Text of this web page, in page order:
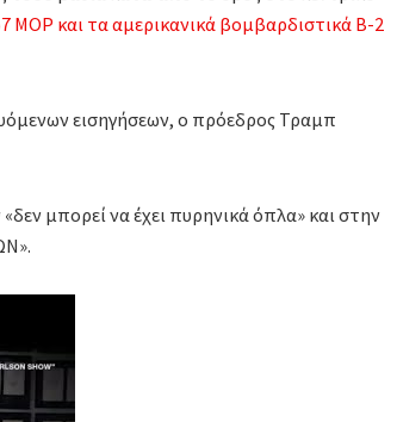
MOP και τα αμερικανικά βομβαρδιστικά Β-2
εισηγήσεων, ο πρόεδρος Τραμπ
μπορεί να έχει πυρηνικά όπλα» και στην